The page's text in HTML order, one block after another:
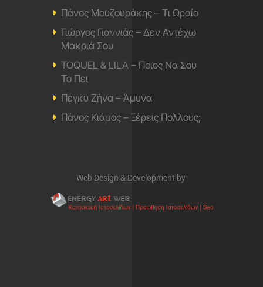
Πάνος Μουζουράκης – Τι Ωραίο
Γιώργος Γιαννιάς – Δεν Αντέχω
Μακριά Σου
TOQUEL & LILA – Ποιος Να Σου
Το Πει
Πέγκυ Ζήνα – Άμυνα
Πάνος Κιάμος – Ξέρεις Πολλούς;
Web Design & Development by